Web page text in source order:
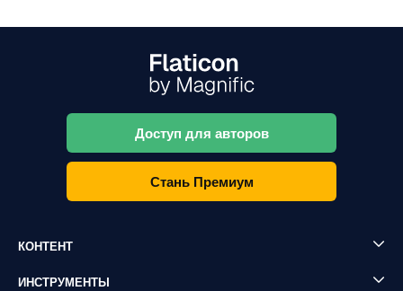
Доступ для авторов
Стань Премиум
КОНТЕНТ
ИНСТРУМЕНТЫ